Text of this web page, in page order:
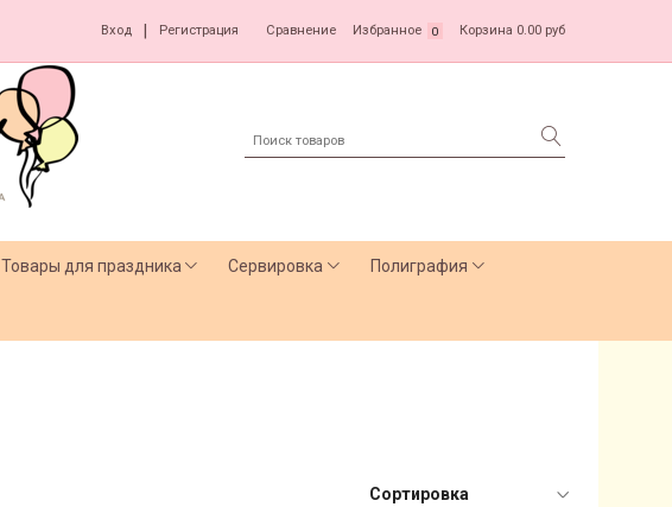
Вход Регистрация Сравнение Избранное 0 Корзина 0.00 руб
Товары для праздника Сервировка Полиграфия